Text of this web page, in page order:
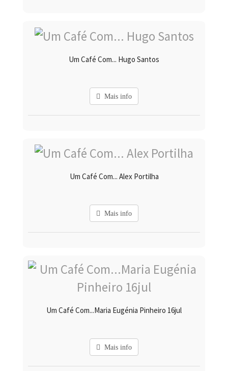
Um Café Com... Hugo Santos
Mais info
Um Café Com... Alex Portilha
Mais info
Um Café Com...Maria Eugénia Pinheiro 16jul
Mais info